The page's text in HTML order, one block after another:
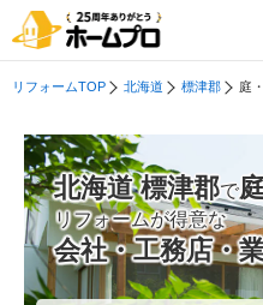
リフォームTOP 北海道 標津郡 庭
北海道 標津郡で
リフォームが得意な
会社・工務店・